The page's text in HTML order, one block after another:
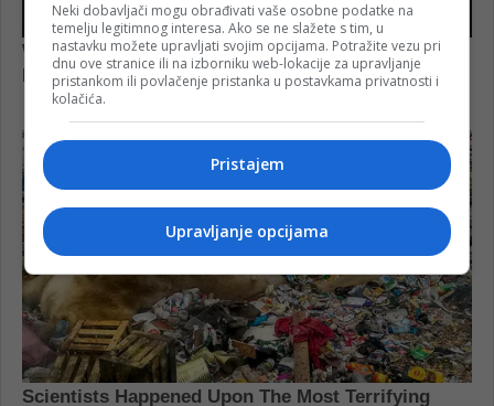
Neki dobavljači mogu obrađivati vaše osobne podatke na
temelju legitimnog interesa. Ako se ne slažete s tim, u
nastavku možete upravljati svojim opcijama. Potražite vezu pri
dnu ove stranice ili na izborniku web-lokacije za upravljanje
pristankom ili povlačenje pristanka u postavkama privatnosti i
kolačića.
Pristajem
Upravljanje opcijama